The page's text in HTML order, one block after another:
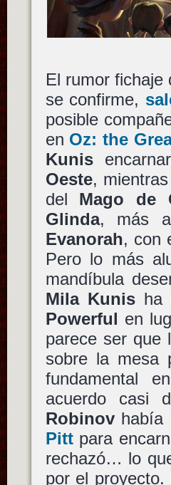
El rumor fichaje
se confirme,
posible
en Oz: the
Kunis
Oeste,
del Mago de
Glinda, más
Evanorah, con
Pero lo más
mandíbula
Mila Kunisha
Powerful en
parece ser que
sobre la mesa
fundamental
acuerdo casi
Robinovhabía
Pittpara
rechazó… lo
por el